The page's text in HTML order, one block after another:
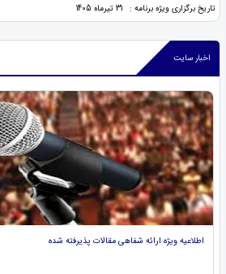
تاریخ برگزاری ویژه برنامه : 31 تیرماه 1405
اخبار سایت
اطلاعیه ویژه ارائه شفاهی مقالات پذیرفته شده